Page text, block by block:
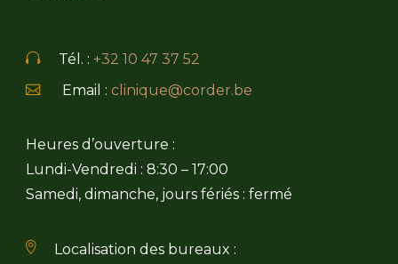
Tél. : +32 10 47 37 52
Email : clinique@corder.be
Heures d’ouverture :
Lundi-Vendredi : 8:30 – 17:00
Samedi, dimanche, jours fériés : fermé
Localisation des bureaux :